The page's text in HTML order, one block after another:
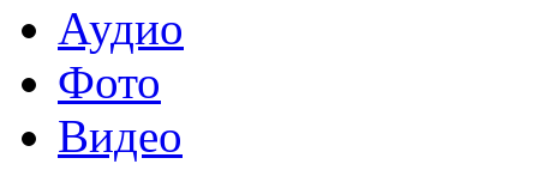
Аудио
Фото
Видео